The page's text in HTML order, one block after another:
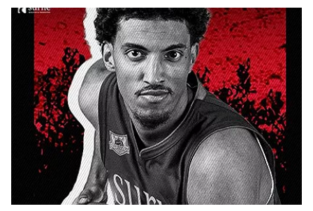
Balonmano
Kirolak 360
Atletismo
Carreras de montaña
Más deportes